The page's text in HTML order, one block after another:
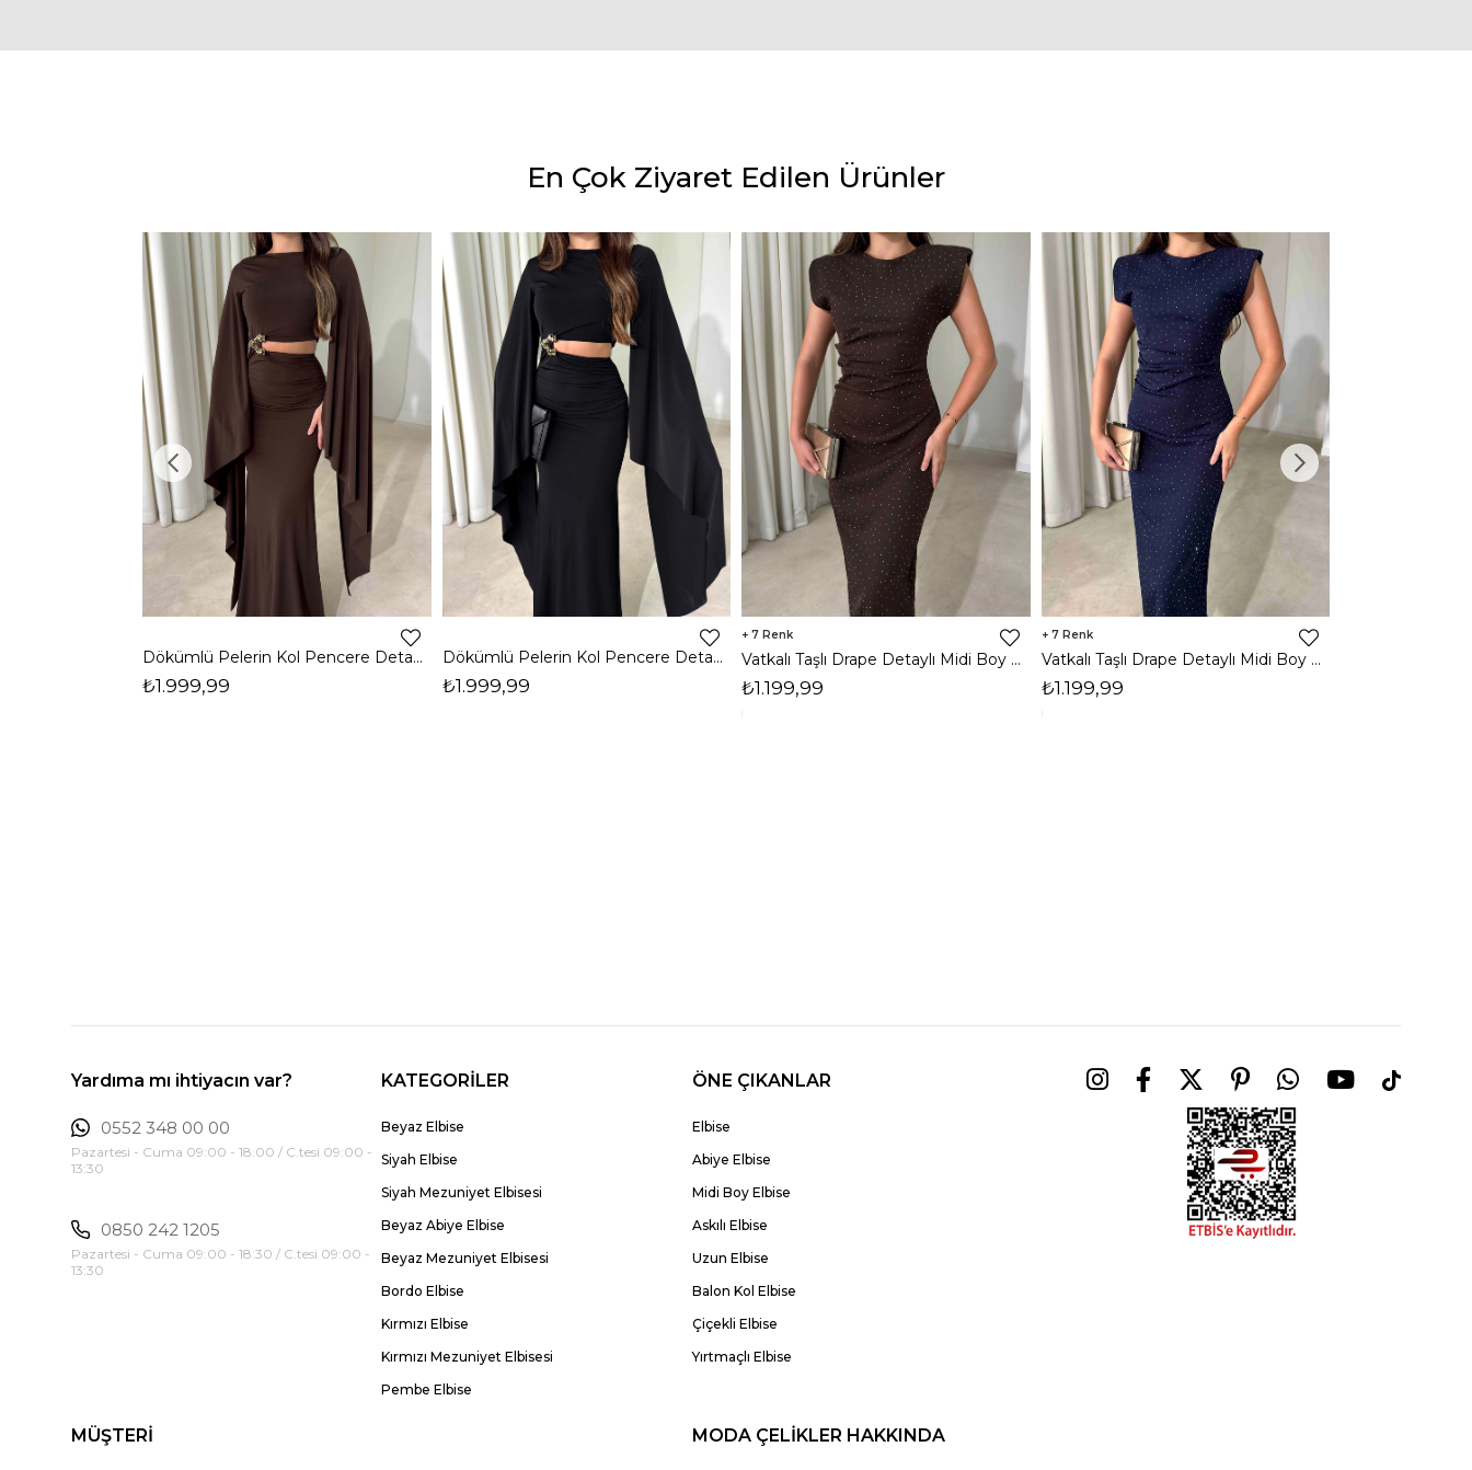
En Çok Ziyaret Edilen Ürünler
Dökümlü Pelerin Kol Pencere Detaylı Maxi Kahverengi Arlev Kadın Elbise 26Y511
₺1.999,99
Dökümlü Pelerin Kol Pencere Detaylı Maxi Siyah Arlev Kadın Elbise 26Y511
₺1.999,99
7
Vatkalı Taşlı Drape Detaylı Midi Boy Kahverengi Jesep Kadın Elbise 26Y282
₺1.199,99
7
Vatkalı Taşlı Drape Detaylı Midi Boy Lacivert Jesep Kadın Elbise 26Y282
₺1.199,99
Yardıma mı ihtiyacın var?
0552 348 00 00
Pazartesi - Cuma 09:00 - 18:00 / C.tesi 09:00 -
13:30
0850 242 1205
Pazartesi - Cuma 09:00 - 18:30 / C.tesi 09:00 -
13:30
KATEGORİLER
Beyaz Elbise
Siyah Elbise
Siyah Mezuniyet Elbisesi
Beyaz Abiye Elbise
Beyaz Mezuniyet Elbisesi
Bordo Elbise
Kırmızı Elbise
Kırmızı Mezuniyet Elbisesi
Pembe Elbise
ÖNE ÇIKANLAR
Elbise
Abiye Elbise
Midi Boy Elbise
Askılı Elbise
Uzun Elbise
Balon Kol Elbise
Çiçekli Elbise
Yırtmaçlı Elbise
MÜŞTERİ MODA ÇELİKLER HAKKINDA